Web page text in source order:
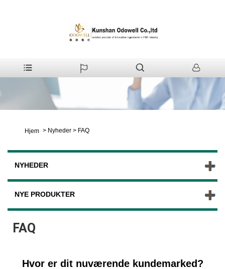
Hjem > Nyheder > FAQ
NYHEDER
NYE PRODUKTER
FAQ
Hvor er dit nuværende kundemarked?